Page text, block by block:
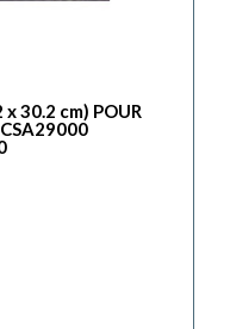
30.2 cm) POUR
CSA29000